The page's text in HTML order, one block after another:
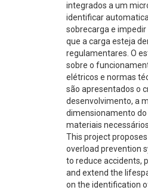
integrados a um
identificar
sobrecarga e
que a carga esteja
regulamentares. O
sobre o
elétricos e normas
são apresentados o
desenvolvimento, a
dimensionamento
materiais necessários.
This project
overload prevention
to reduce accidents,
and extend the
on the identification